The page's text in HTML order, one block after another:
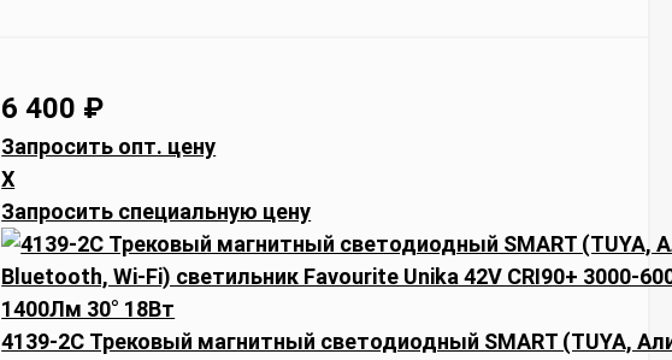
6 400 ₽
Запросить опт. цену
X
Запросить специальную цену
4139-2C Трековый магнитный светодиодный SMART (TUYA,